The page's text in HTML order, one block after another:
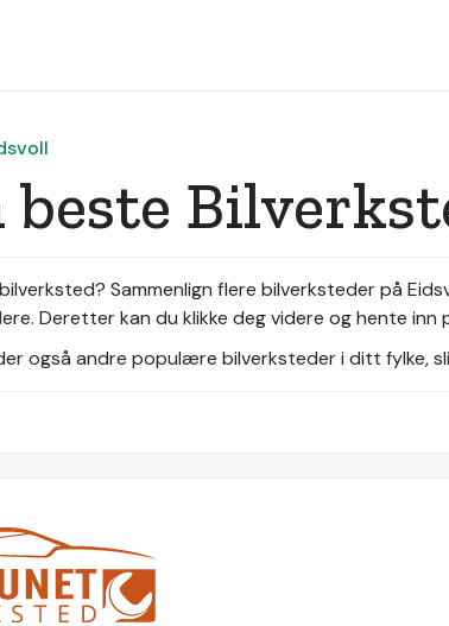
beste
Sammenlign flere bilverksteder på
Deretter kan du klikke deg videre og hente
også andre populære bilverksteder i ditt fylke,